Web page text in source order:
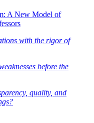
A New Model of
with the rigor of
before the
quality, and